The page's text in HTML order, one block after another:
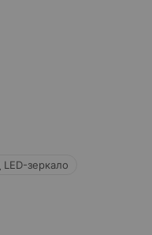
LED-зеркало